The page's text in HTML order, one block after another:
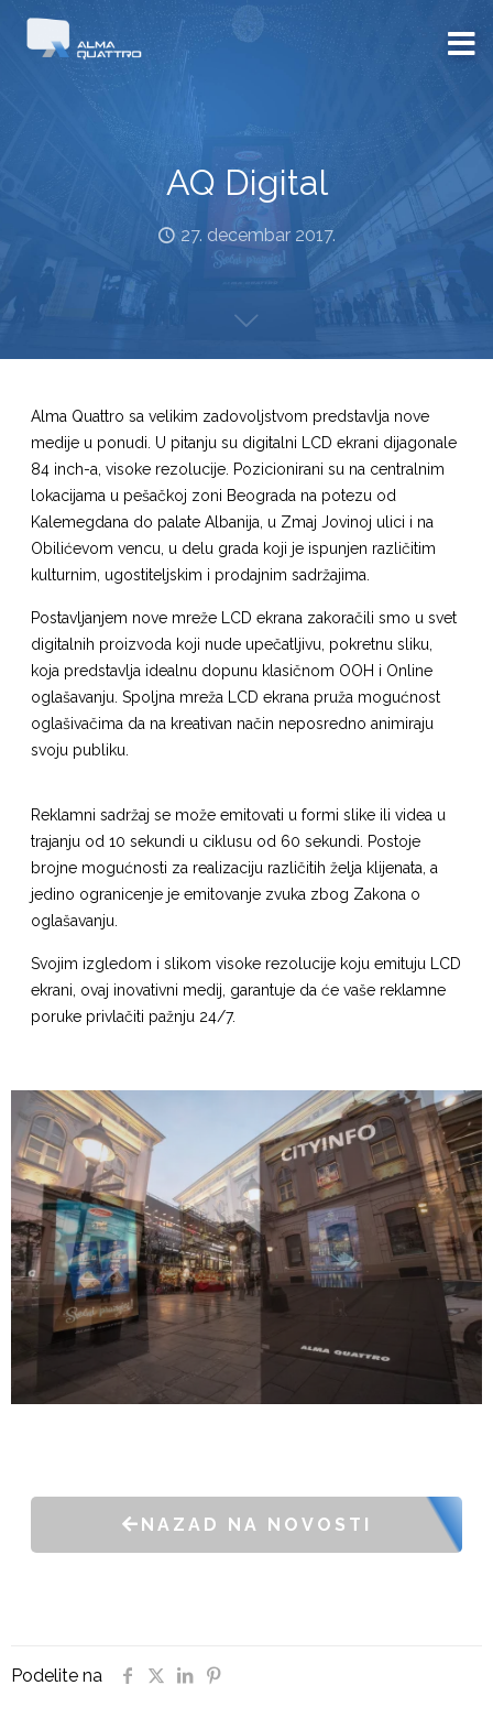
AQ Digital
27. decembar 2017.
Alma Quattro sa velikim zadovoljstvom predstavlja nove
medije u ponudi. U pitanju su digitalni LCD ekrani dijagonale
84 inch-a, visoke rezolucije. Pozicionirani su na centralnim
lokacijama u pešačkoj zoni Beograda na potezu od
Kalemegdana do palate Albanija, u Zmaj Jovinoj ulici i na
Obilićevom vencu, u delu grada koji je ispunjen različitim
kulturnim, ugostiteljskim i prodajnim sadržajima.
Postavljanjem nove mreže LCD ekrana zakoračili smo u svet
digitalnih proizvoda koji nude upečatljivu, pokretnu sliku,
koja predstavlja idealnu dopunu klasičnom OOH i Online
oglašavanju. Spoljna mreža LCD ekrana pruža mogućnost
oglašivačima da na kreativan način neposredno animiraju
svoju publiku.
Reklamni sadržaj se može emitovati u formi slike ili videa u
trajanju od 10 sekundi u ciklusu od 60 sekundi. Postoje
brojne mogućnosti za realizaciju različitih želja klijenata, a
jedino ogranicenje je emitovanje zvuka zbog Zakona o
oglašavanju.
Svojim izgledom i slikom visoke rezolucije koju emituju LCD
ekrani, ovaj inovativni medij, garantuje da će vaše reklamne
poruke privlačiti pažnju 24/7.
NAZAD NA NOVOSTI
Podelite na